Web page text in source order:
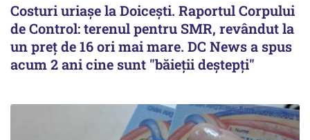
Costuri uriaşe la Doiceşti. Raportul Corpului
de Control: terenul pentru SMR, revândut la
un preţ de 16 ori mai mare. DC News a spus
acum 2 ani cine sunt "băieţii deştepţi"